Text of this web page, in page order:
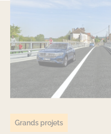
Grands projets